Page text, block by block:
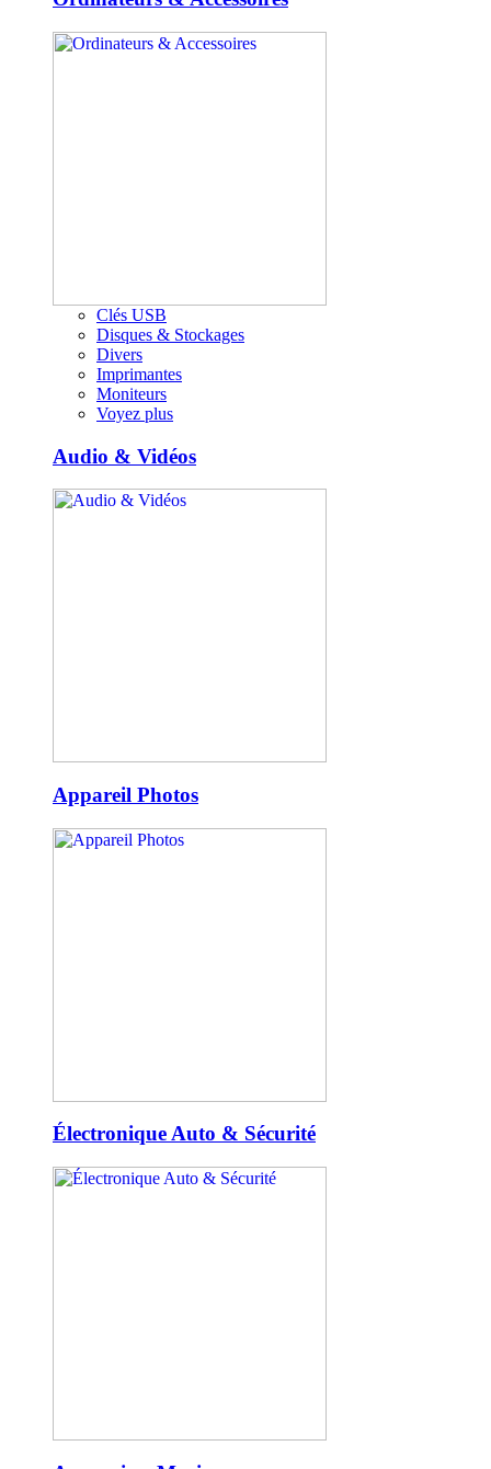
Clés USB
Disques & Stockages
Divers
Imprimantes
Moniteurs
Voyez plus
Audio & Vidéos
Appareil Photos
Électronique Auto & Sécurité